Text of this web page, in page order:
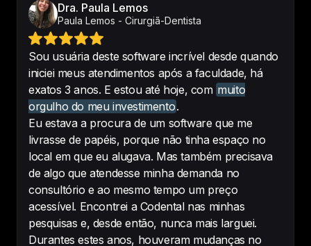
incentivar e apoiar meu
desenvolvimento profissional
contínuo.  :)
-Paula Trombini
Já usava outro sistema , mas o
Codental vem surpreendendo com
inovação associada a praticidade.
- Renata de Siqueira Fernandes Mulim
Dra. Paula Lemos
Paula Lemos - Cirurgiã-Dentista
Sou usuária deste software incrível desde quando
iniciei meus atendimentos após a faculdade, há
exatos 3 anos. E estou até hoje, com muito
orgulho do meu investimento.
Eu estava a procura de um software que me
livrasse de papéis, porque não tinha espaço no
local em que eu alugava. Mas também precisava
de algo que atendesse minha demanda no
consultório e ao mesmo tempo um preço
acessível. Encontrei a Codental nas minhas
pesquisas e, desde então, nunca mais larguei.
Durantes estes anos, houveram mudanças no